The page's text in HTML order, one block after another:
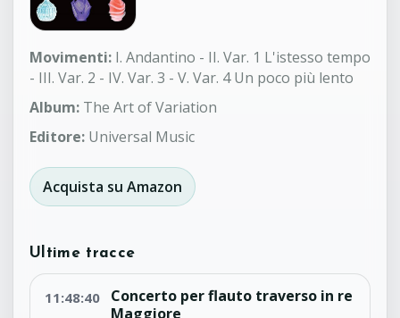
Movimenti: I. Andantino - II. Var. 1 L'istesso tempo
- III. Var. 2 - IV. Var. 3 - V. Var. 4 Un poco più lento
Album: The Art of Variation
Editore: Universal Music
Acquista su Amazon
Ultime tracce
11:48:40
Concerto per flauto traverso in re
Maggiore